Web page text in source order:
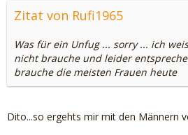
Zitat von Rufi1965
Was für ein Unfug ... sorry ... ich
nicht brauche und leider
brauche die meisten Frauen heute
Dito...so ergehts mir mit den Männern